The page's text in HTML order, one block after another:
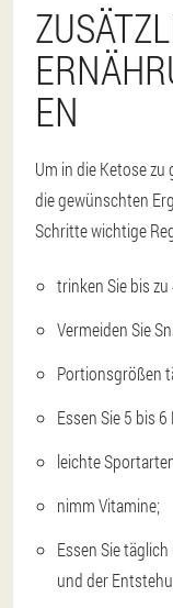
EN
Um in die Ketose
die gewünschten
Schrittewichtige
trinken Sie bis
Vermeiden Sie
Portionsgrößen
Essen Sie 5 bis
leichte
nimm Vitamine;
Essen Sie
und der